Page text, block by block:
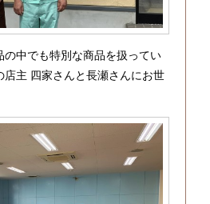
の中でも特別な商品を扱ってい
店主 四家さんと長瀬さんにお世